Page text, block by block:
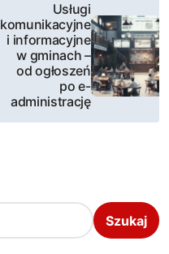
Usługi
komunikacyjne
i informacyjne
w gminach –
od ogłoszeń
po e-
administrację
Szukaj